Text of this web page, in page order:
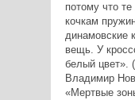
потому что
кочкам
динамовские
вещь. У
белый цвет».
Владимир
«Мертвые